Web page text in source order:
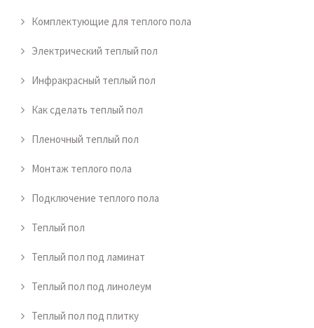
Комплектующие для теплого пола
Электрический теплый пол
Инфракрасный теплый пол
Как сделать теплый пол
Пленочный теплый пол
Монтаж теплого пола
Подключение теплого пола
Теплый пол
Теплый пол под ламинат
Теплый пол под линолеум
Теплый пол под плитку